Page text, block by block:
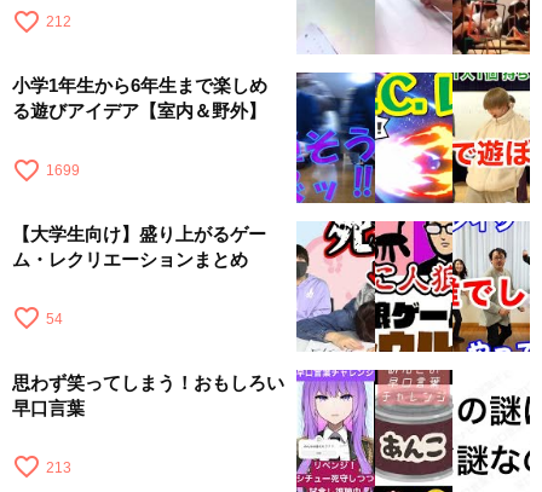
favorite_border 212
小学1年生から6年生まで楽しめ
る遊びアイデア【室内＆野外】
favorite_border 1699
【大学生向け】盛り上がるゲー
ム・レクリエーションまとめ
favorite_border 54
思わず笑ってしまう！おもしろい
早口言葉
favorite_border 213